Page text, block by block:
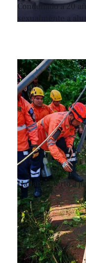
Condenado a 20
sexualmente a
Hallan muerto a